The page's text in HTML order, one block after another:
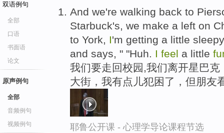
双语例句
全部
口语
书面语
论文
原声例句
全部
音频例句
视频例句
And we're walking back to
Starbuck's, we make a left on
to York, I'm getting a little
and says, " "Huh. I feel a little
我们要走回校园,我们离开星巴
大街，我有点儿犯困了，但朋友
耶鲁公开课 - 心理学导论课程节选